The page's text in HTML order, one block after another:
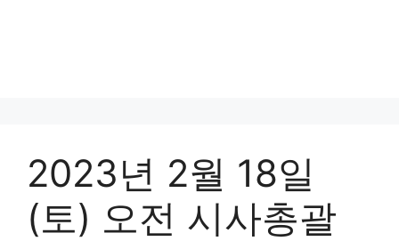
2023년 2월 18일
(토) 오전 시사총괄